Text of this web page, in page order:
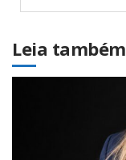
Leia também